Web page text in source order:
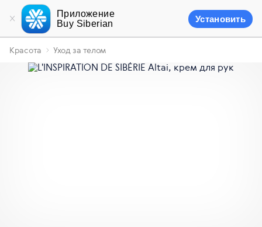
Приложение
Buy Siberian
Установить
Красота Уход за телом